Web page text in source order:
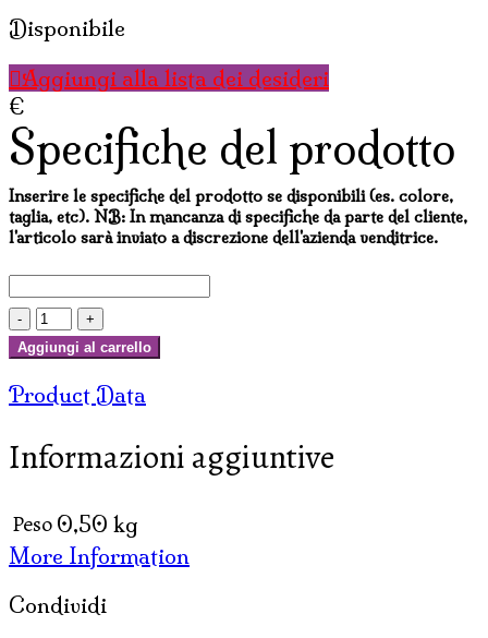
Disponibile
Aggiungi alla lista dei desideri
€
Specifiche del prodotto
Inserire le specifiche del prodotto se disponibili (es. colore,
taglia, etc). NB: In mancanza di specifiche da parte del cliente,
l'articolo sarà inviato a discrezione dell'azienda venditrice.
TAZZE
IN
CON
quantità
Aggiungi al carrello
Product Data
Informazioni aggiuntive
Peso 0,50 kg
More Information
Condividi